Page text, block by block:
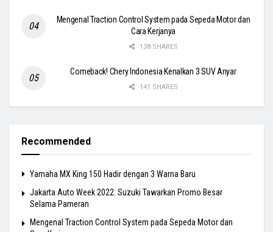
Mengenal Traction Control System pada Sepeda Motor dan
Cara Kerjanya
138 SHARES
Comeback! Chery Indonesia Kenalkan 3 SUV Anyar
141 SHARES
Recommended
Yamaha MX King 150 Hadir dengan 3 Warna Baru
Jakarta Auto Week 2022: Suzuki Tawarkan Promo Besar
Selama Pameran
Mengenal Traction Control System pada Sepeda Motor dan